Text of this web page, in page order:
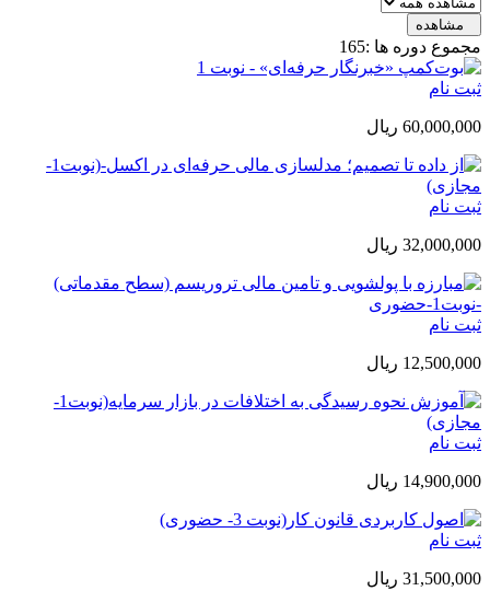
مشاهده
مجموع دوره ها :165
ثبت نام
60,000,000 ريال
ثبت نام
32,000,000 ريال
ثبت نام
12,500,000 ريال
ثبت نام
14,900,000 ريال
ثبت نام
31,500,000 ريال